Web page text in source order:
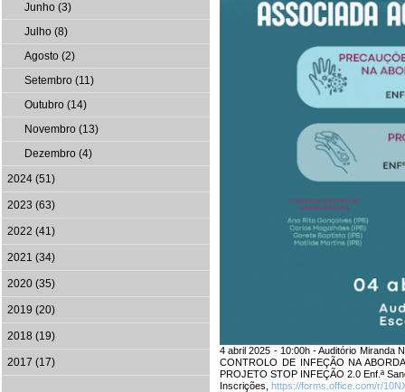
Junho (3)
Julho (8)
Agosto (2)
Setembro (11)
Outubro (14)
Novembro (13)
Dezembro (4)
2024 (51)
2023 (63)
2022 (41)
2021 (34)
2020 (35)
2019 (20)
2018 (19)
2017 (17)
4 abril 2025 - 10:00h - Auditório Miranda
CONTROLO DE INFEÇÃO NA
PROJETO STOP INFEÇÃO 2.0 Enf.ª
Inscrições, https://forms.office.com/r/